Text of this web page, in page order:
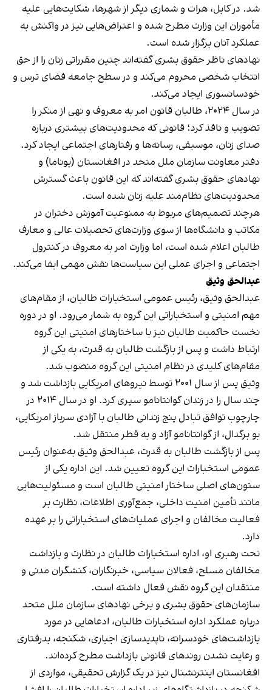
شد. در کابل، هرات و شماری دیگر از شهرها، شکایت‌هایی علیه
مأموران این وزارت مطرح شده و اعتراض‌هایی نیز در واکنش به
عملکرد آنان برگزار شده است.
نهادهای ناظر حقوق بشری گفته‌اند چنین مقرراتی زنان را از حق
انتخاب شخصی محروم می‌کند و در سطح جامعه فضای ترس و
خودسانسوری ایجاد می‌کند.
در سال ۲۰۲۴، طالبان قانون امر به معروف و نهی از منکر را
تصویب و نافذ کرد؛ قانونی که محدودیت‌های بیشتری درباره
صدای زنان، موسیقی، رسانه‌ها و رفتارهای اجتماعی ایجاد کرد.
دفتر معاونت سازمان ملل متحد در افغانستان (یوناما) و
نهادهای حقوق بشری گفته‌اند که این قانون باعث گسترش
محدودیت‌های نظام‌مند علیه زنان شده است.
هرچند تصمیم‌های مربوط به ممنوعیت آموزش دختران در
مکاتب و دانشگاه‌ها از سوی وزارت‌های تحصیلات عالی و معارف
طالبان اعلام شده است، اما وزارت امر به معروف در کنترول
اجتماعی و اجرای عملی این سیاست‌ها نقش مهمی ایفا می‌کند.
عبدالحق وثیق
عبدالحق وثیق، رئیس عمومی استخبارات طالبان، از مقام‌های
مهم امنیتی و استخباراتی این گروه به شمار می‌رود. او در دوره
نخست حاکمیت طالبان نیز با ساختارهای امنیتی این گروه
ارتباط داشت و پس از بازگشت طالبان به قدرت، به یکی از
مقام‌های کلیدی در نظام امنیتی این گروه منصوب شد.
وثیق پس از سال ۲۰۰۱ توسط نیروهای امریکایی بازداشت شد و
چند سال را در زندان گوانتانامو سپری کرد. او در سال ۲۰۱۴ در
چارچوب توافق تبادل پنج زندانی طالبان با آزادی سرباز امریکایی،
بو برگدال، از گوانتانامو آزاد و به قطر منتقل شد.
پس از بازگشت طالبان به قدرت، عبدالحق وثیق به‌عنوان رئیس
عمومی استخبارات این گروه تعیین شد. این اداره یکی از
ستون‌های اصلی ساختار امنیتی طالبان است و مسئولیت‌هایی
مانند تأمین امنیت داخلی، جمع‌آوری اطلاعات، نظارت بر
فعالیت مخالفان و اجرای عملیات‌های استخباراتی را بر عهده
دارد.
تحت رهبری او، اداره استخبارات طالبان در نظارت و بازداشت
مخالفان مسلح، فعالان سیاسی، خبرنگاران، کنشگران مدنی و
منتقدان این گروه نقش فعال داشته است.
سازمان‌های حقوق بشری و برخی نهادهای سازمان ملل متحد
درباره عملکرد اداره استخبارات طالبان، ادعاهایی در مورد
بازداشت‌های خودسرانه، ناپدیدسازی اجباری، شکنجه، بدرفتاری
و رعایت نشدن روندهای قانونی بازداشت مطرح کرده‌اند.
افغانستان اینترنشنال نیز در یک گزارش تحقیقی، مواردی از